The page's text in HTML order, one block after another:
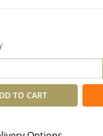
TO CART